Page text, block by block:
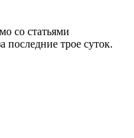
со статьями
трое суток.